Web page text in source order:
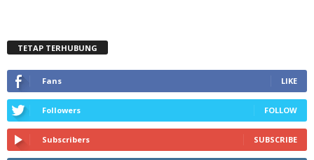
TETAP TERHUBUNG
Fans LIKE
Followers FOLLOW
Subscribers SUBSCRIBE